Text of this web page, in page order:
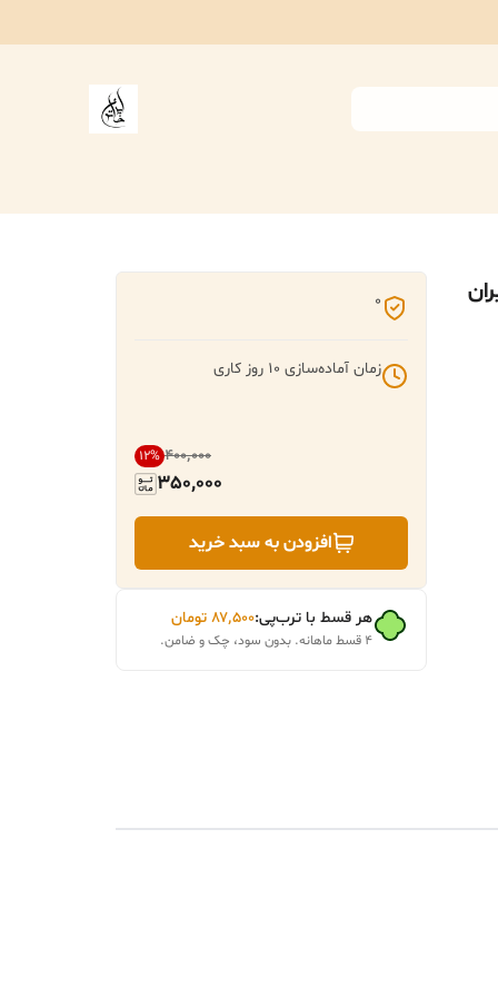
0
زمان آماده‌سازی 10 روز کاری
۴۰۰٬۰۰۰ 12%
350,000
افزودن به سبد خرید
هر قسط با ترب‌پی:۸۷٬۵۰۰ تومان
۴ قسط ماهانه. بدون سود، چک و ضامن.